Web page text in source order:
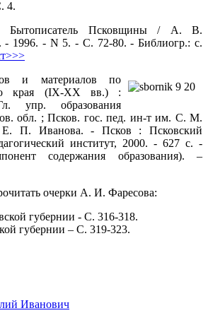
4.
Псковщины / А. В.
1996. - N 5. - С. 72-80. - Библиогр.: с.
и материалов по
края (IX-XX вв.) :
упр. образования
обл. ; Псков. гос. пед. ин-т им. С. М.
П. Иванова. - Псков : Псковский
институт, 2000. - 627 с. -
содержания образования). –
очерки А. И. Фаресова:
губернии - С. 316-318.
губернии – С. 319-323.
Иванович